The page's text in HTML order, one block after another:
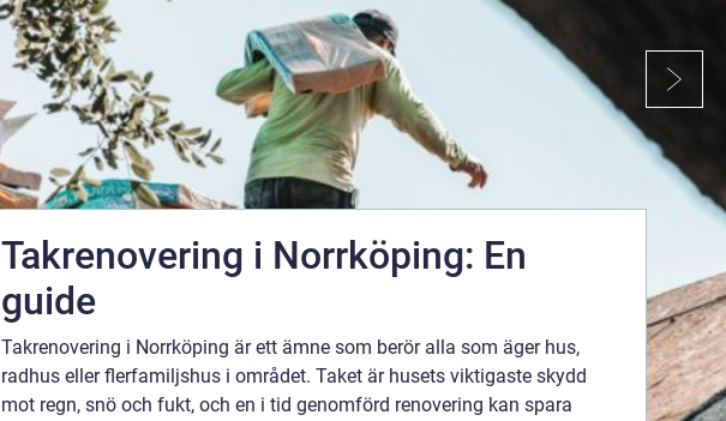
Takrenovering i Norrköping: En
guide
Takrenovering i Norrköping är ett ämne som berör alla som äger hus,
radhus eller flerfamiljshus i området. Taket är husets viktigaste skydd
mot regn, snö och fukt, och en i tid genomförd renovering kan spara